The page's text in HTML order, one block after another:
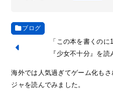
ブログ
「この本を書くの
『少女不十分』を読
海外では人気過ぎてゲーム化も
ジャを読んでみました。